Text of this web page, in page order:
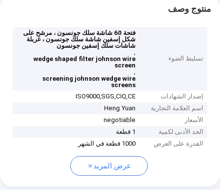
منتوج وصف
تسليط الضوء
فتحة 60 شاشة سلك جونسون ، مرشح على
شكل إسفين شاشة سلك جونسون ، غربلة
شاشات سلك إسفين جونسون
,
wedge shaped filter johnson wire
screen
,
screening johnson wedge wire
screens
إصدار الشهادات
ISO9000,SGS,CIQ,CE
اسم العلامة التجارية
Heng Yuan
الأسعار
negotiable
الحد الأدنى لكمية
1 قطعة
القدرة على العرض
1000 قطعة في الشهر
عرض المزيد